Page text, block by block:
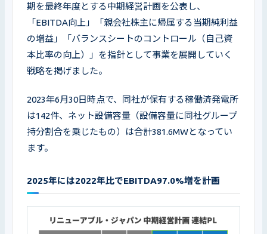
期を最終年度とする中期経営計画を公表し、
「EBITDA向上」「親会社株主に帰属する当期純利益
の増益」「バランスシートのコントロール（自己資
本比率の向上）」を指針として事業を展開していく
戦略を掲げました。
2023年6月30日時点で、同社が保有する稼働済発電所
は142件、ネット設備容量（設備容量に同社グループ
持分割合を乗じたもの）は合計381.6MWとなってい
ます。
2025年には2022年比でEBITDA97.0%増を計画